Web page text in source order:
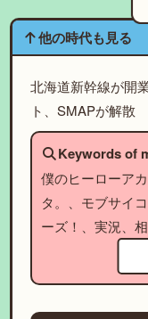
他の時代も見る
北海道新幹線が開
ト、SMAPが解散
Keywords of
僕のヒーローア
タ。、モブサイ
ーズ！、実況、